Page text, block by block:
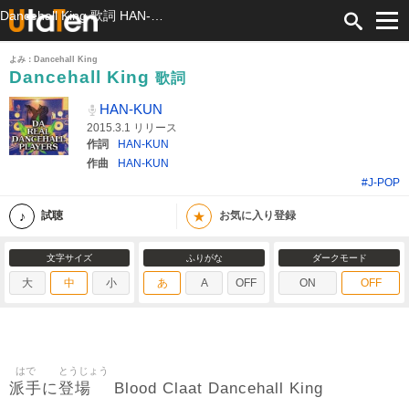
よみ：Dancehall King
Dancehall King 歌詞
HAN-KUN
2015.3.1 リリース
作詞
HAN-KUN
作曲
HAN-KUN
#J-POP
試聴 ★ お気に入り登録
文字サイズ
大 中 小
ふりがな
あ A OFF
ダークモード
ON OFF
派手
はで
に登場
とうじょう
Blood Claat Dancehall King